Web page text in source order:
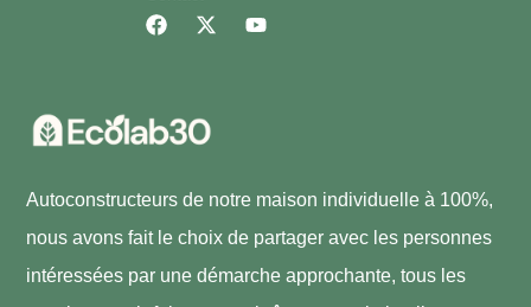
Autoconstructeurs de notre maison individuelle à 100%,
nous avons fait le choix de partager avec les personnes
intéressées par une démarche approchante, tous les